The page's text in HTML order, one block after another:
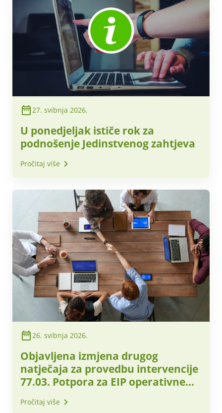
27. svibnja 2026.
U ponedjeljak ističe rok za
podnošenje Jedinstvenog zahtjeva
Pročitaj više
26. svibnja 2026.
Objavljena izmjena drugog
natječaja za provedbu intervencije
77.03. Potpora za EIP operativne
Pročitaj više